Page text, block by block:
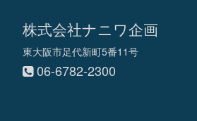
株式会社ナニワ企画
東大阪市足代新町5番11号
06-6782-2300